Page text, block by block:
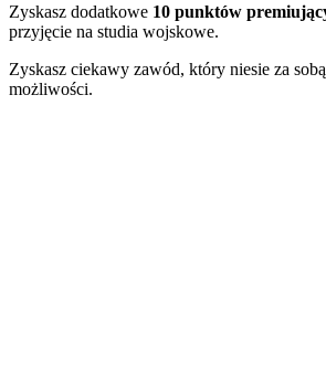
Zyskasz dodatkowe 10 punktów
przyjęcie na studia wojskowe.
Zyskasz ciekawy zawód, który niesie za
możliwości.